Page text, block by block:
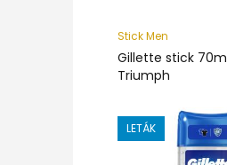
Stick Men
Gillette stick
Triumph
LETÁK